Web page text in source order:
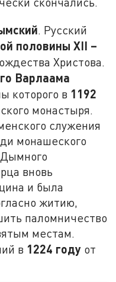
. Русский
половиныXII –
Христова.
Варлаама
которого в 1192
монастыря.
служения
монашеского
вновь
и была
житию,
паломничество
местам.
в 1224 году от